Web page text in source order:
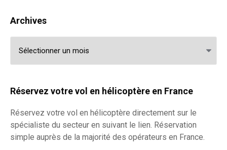
Archives
Réservez votre vol en hélicoptère en France
Réservez votre vol en hélicoptère directement sur le
spécialiste du secteur en suivant le lien. Réservation
simple auprès de la majorité des opérateurs en France.